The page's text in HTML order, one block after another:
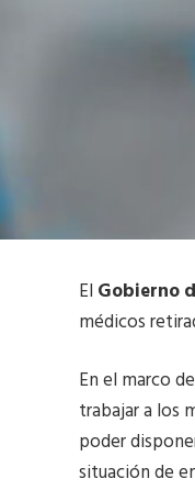
El Gobierno
médicos
En el marco
trabajar a los
poder
situación de